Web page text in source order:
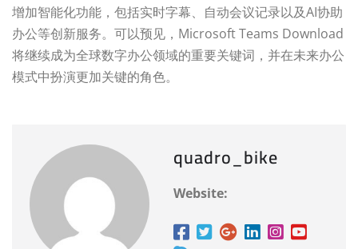
增加智能化功能，包括实时字幕、自动会议记录以及AI协助
办公等创新服务。可以预见，Microsoft Teams Download
将继续成为全球数字办公领域的重要关键词，并在未来办公
模式中扮演更加关键的角色。
quadro_bike
Website: